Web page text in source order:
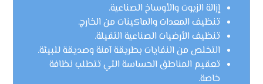
إزالة الزيوت والأوساخ الصناعية.
تنظيف المعدات والماكينات من الخارج.
تنظيف الأرضيات الصناعية الثقيلة.
التخلص من النفايات بطريقة آمنة وصديقة للبيئة.
تعقيم المناطق الحساسة التي تتطلب نظافة
خاصة.